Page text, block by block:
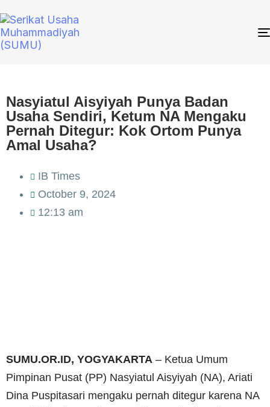
Nasyiatul Aisyiyah Punya Badan
Usaha Sendiri, Ketum NA Mengaku
Pernah Ditegur: Kok Ortom Punya
Amal Usaha?
IB Times
October 9, 2024
12:13 am
SUMU.OR.ID, YOGYAKARTA – Ketua Umum
Pimpinan Pusat (PP) Nasyiatul Aisyiyah (NA), Ariati
Dina Puspitasari mengaku pernah ditegur karena NA